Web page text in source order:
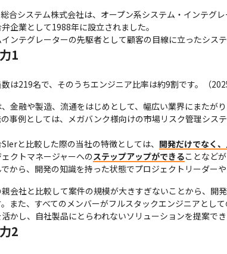
合システム株式会社は、オープン系システム・インテグ
企業として1988年に設立されました。
ンテグレーターの先駆者として顧客の目線に立ったシステ
1
は219名で、そのうちエンジニア比率は約9割です。（
金融や製造、流通をはじめとして、幅広い業界にまたが
事例としては、メガバンク様向けの市場リスク管理シス
と比較した際の当社の特徴としては、 開発だけでなく
クトマネージャーへのステップアップができることなど
から、開発の知識を持った状態でプロジェクトリーダー
会社と比較して案件の規模が大きすぎないことから、
また、すべてのメンバーがフルスタックエンジニアとし
かし、自社製品にとらわれないソリューションを提案でき
2